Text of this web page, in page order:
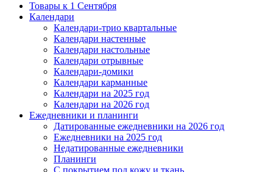
Товары к 1 Сентября
Календари
Календари-трио квартальные
Календари настенные
Календари настольные
Календари отрывные
Календари-домики
Календари карманные
Календари на 2025 год
Календари на 2026 год
Ежедневники и планинги
Датированные ежедневники на 2026 год
Ежедневники на 2025 год
Недатированные ежедневники
Планинги
С покрытием под кожу и ткань